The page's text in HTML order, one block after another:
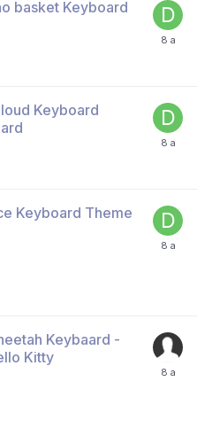
basket Keyboard
Keyboard
Keyboard Theme
Keybaard -
Kitty